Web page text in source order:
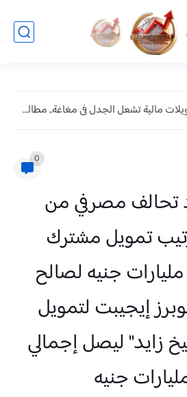
يقدم أهم خمس نصائح لكل سائق
0
تحالف مصرفي من
تمويل مشترك
إضافي بقيمة 4 مليارات جنيه لصالح
إيجيبت لتمويل
زايد" ليصل إجمالي